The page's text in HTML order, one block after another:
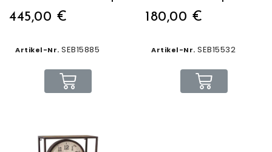
445,00 €
Artikel-Nr. SEB15885
180,00 €
Artikel-Nr. SEB15532